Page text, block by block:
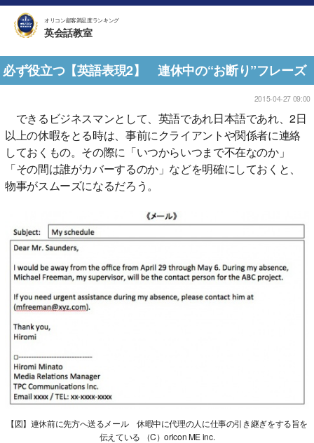
オリコン顧客満足度ランキング
英会話教室
必ず役立つ【英語表現2】 連休中の“お断り”フレーズ
2015-04-27 09:00
できるビジネスマンとして、英語であれ日本語であれ、2日
以上の休暇をとる時は、事前にクライアントや関係者に連絡
しておくもの。その際に「いつからいつまで不在なのか」
「その間は誰がカバーするのか」などを明確にしておくと、
物事がスムーズになるだろう。
【図】連休前に先方へ送るメール 休暇中に代理の人に仕事の引き継ぎをする旨を
伝えている （C）oricon ME inc.